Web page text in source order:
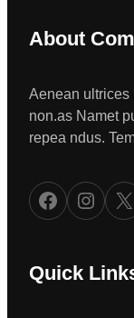
About
Aenean ultrices
non.as Namet
repea ndus.
Facebook Instagram X
Quick